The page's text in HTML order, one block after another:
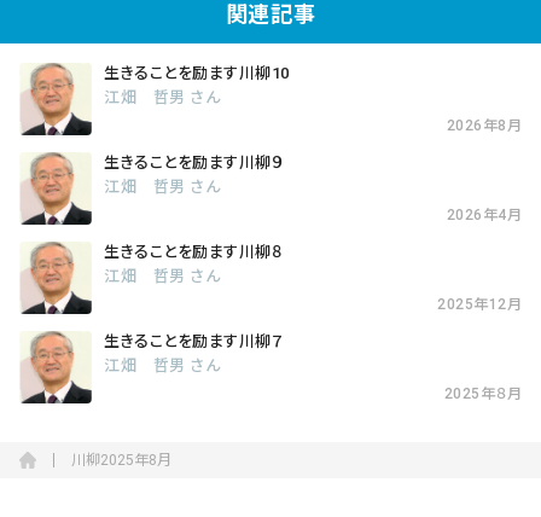
関連記事
生きることを励ます川柳10
江畑 哲男 さん
2026年8月
生きることを励ます川柳９
江畑 哲男 さん
2026年4月
生きることを励ます川柳８
江畑 哲男 さん
2025年12月
生きることを励ます川柳７
江畑 哲男 さん
2025年８月
川柳2025年8月